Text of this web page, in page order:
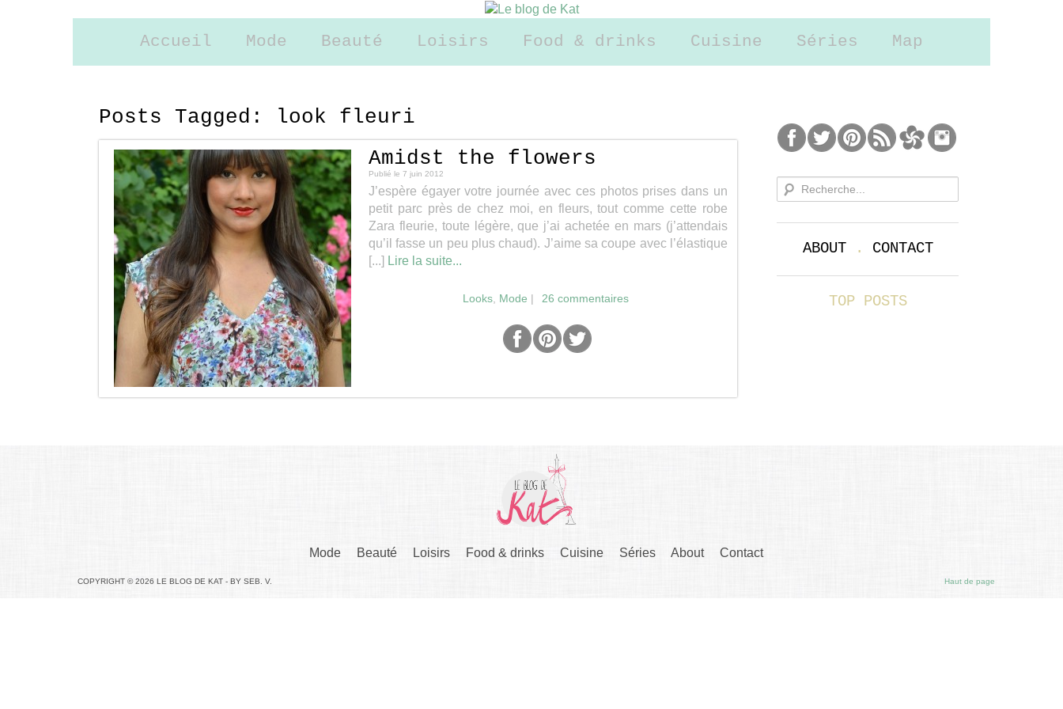
Accueil Mode Beauté Loisirs Food & drinks Cuisine Séries Map
Posts Tagged:
look fleuri
Amidst the flowers
Publié le 7 juin 2012
J’espère égayer votre journée avec ces photos prises dans un
petit parc près de chez moi, en fleurs, tout comme cette robe
Zara fleurie, toute légère, que j’ai achetée en mars (j’attendais
qu’il fasse un peu plus chaud). J’aime sa coupe avec l’élastique
[...] Lire la suite...
Looks, Mode | 26 commentaires
ABOUT. CONTACT
TOP POSTS
Mode Beauté Loisirs Food & drinks Cuisine Séries About Contact
COPYRIGHT © 2026 LE BLOG DE KAT - BY SEB. V. Haut de page